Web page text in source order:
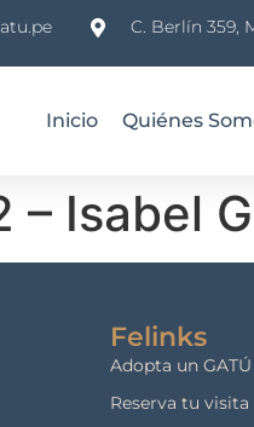
C. Berlín 359,
Inicio Quiénes
– Isabel
Felinks
Adopta un GATÚ
Reserva tu visita